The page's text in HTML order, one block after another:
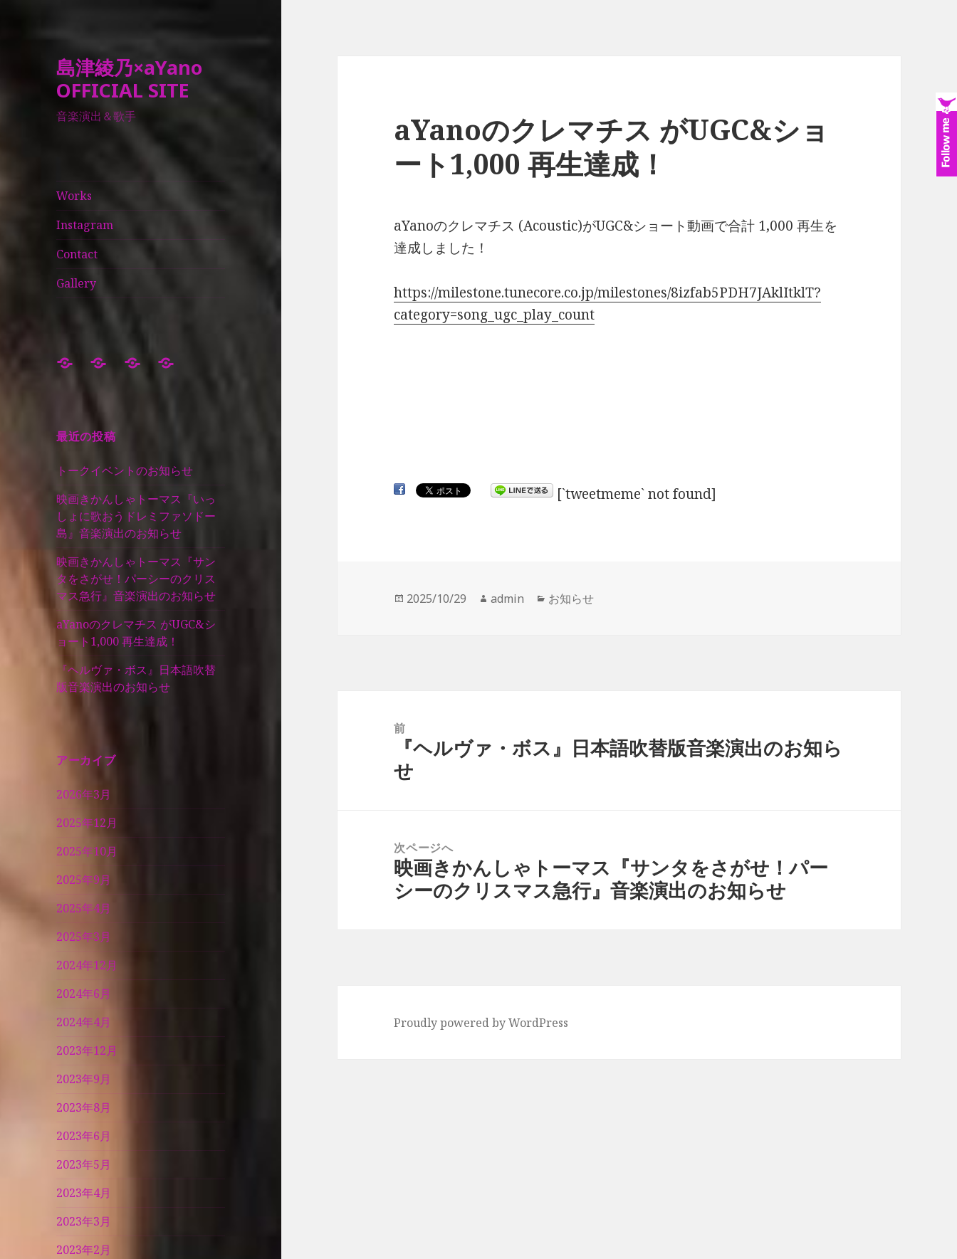
島津綾乃×aYano
OFFICIAL SITE
音楽演出＆歌手
Works
Instagram
Contact
Gallery
WorksInstagramContactGallery
最近の投稿
トークイベントのお知らせ
映画きかんしゃトーマス『いっ
しょに歌おうドレミファソドー
島』音楽演出のお知らせ
映画きかんしゃトーマス『サン
タをさがせ！パーシーのクリス
マス急行』音楽演出のお知らせ
aYanoのクレマチス がUGC&シ
ョート1,000 再生達成！
『ヘルヴァ・ボス』日本語吹替
版音楽演出のお知らせ
アーカイブ
2026年3月
2025年12月
2025年10月
2025年9月
2025年4月
2025年3月
2024年12月
2024年6月
2024年4月
2023年12月
2023年9月
2023年8月
2023年6月
2023年5月
2023年4月
2023年3月
2023年2月
aYanoのクレマチス がUGC&ショ
ート1,000 再生達成！
aYanoのクレマチス (Acoustic)がUGC&ショート動画で合計 1,000 再生を
達成しました！
https://milestone.tunecore.co.jp/milestones/8izfab5PDH7JAklItklT?
category=song_ugc_play_count
[`tweetmeme` not found]
投
2025/10/29
作
admin
カ
お知らせ
前
前
の
『ヘルヴァ・ボス』日本語吹替版音楽演出のお知ら
せ
次ページへ
次
の
映画きかんしゃトーマス『サンタをさがせ！パー
シーのクリスマス急行』音楽演出のお知らせ
Proudly powered by WordPress